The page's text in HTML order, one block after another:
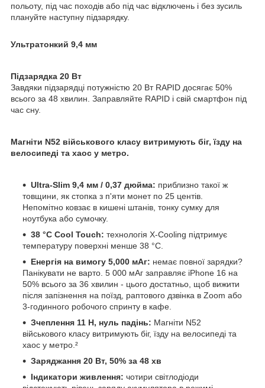
польоту, під час походів або під час відключень і без зусиль
плануйте наступну підзарядку.
Ультратонкий 9,4 мм
Підзарядка 20 Вт
Завдяки підзарядці потужністю 20 Вт RAPID досягає 50%
всього за 48 хвилин. Заправляйте RAPID і свій смартфон під
час сну.
Магніти N52 військового класу витримують біг, їзду на
велосипеді та хаос у метро.
Ultra-Slim 9,4 мм / 0,37 дюйма: приблизно такої ж
товщини, як стопка з п'яти монет по 25 центів.
Непомітно ковзає в кишені штанів, тонку сумку для
ноутбука або сумочку.
38 °C Cool Touch: технологія X-Cooling підтримує
температуру поверхні менше 38 °C.
Енергія на вимогу 5,000 мАг: немає повної зарядки?
Панікувати не варто. 5 000 мАг заправляє iPhone 16 на
50% всього за 36 хвилин - цього достатньо, щоб вижити
після запізнення на поїзд, раптового дзвінка в Zoom або
3-годинного робочого спринту в кафе.
Зчеплення 11 Н, нуль падінь: Магніти N52
військового класу витримують біг, їзду на велосипеді та
хаос у метро.²
Заряджання 20 Вт, 50% за 48 хв
Індикатори живлення: чотири світлодіоди